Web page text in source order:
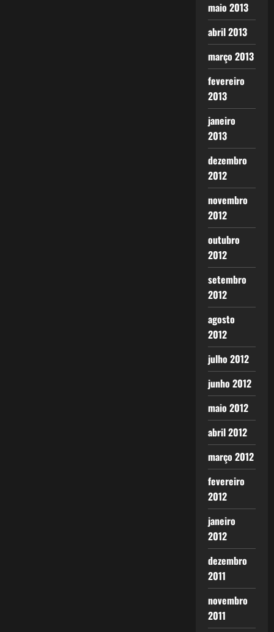
maio 2013
abril 2013
março 2013
fevereiro
2013
janeiro
2013
dezembro
2012
novembro
2012
outubro
2012
setembro
2012
agosto
2012
julho 2012
junho 2012
maio 2012
abril 2012
março 2012
fevereiro
2012
janeiro
2012
dezembro
2011
novembro
2011